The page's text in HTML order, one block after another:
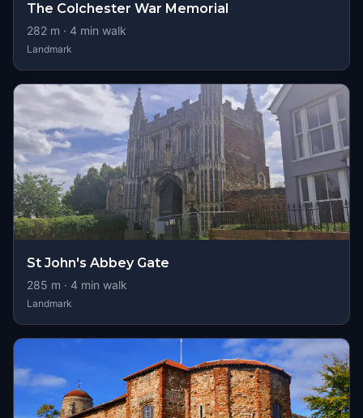
The Colchester War Memorial
282 m · 4 min walk
Landmark
St John's Abbey Gate
285 m · 4 min walk
Landmark